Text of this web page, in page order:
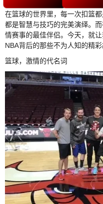
在篮球的世界里，每一次扣篮
都是智慧与技巧的完美演绎。
情赛事的最佳伴侣。今天，就
NBA背后的那些不为人知的精彩
篮球，激情的代名词